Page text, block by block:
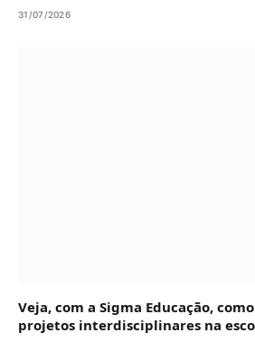
31/07/2026
Veja, com a Sigma Educação,
projetos interdisciplinares na